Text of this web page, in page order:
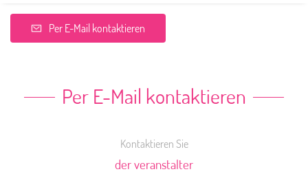
Per E-Mail kontaktieren
Per E-Mail kontaktieren
Kontaktieren Sie
der veranstalter